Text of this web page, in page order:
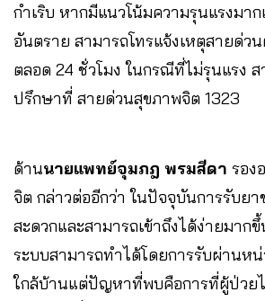
กำเริบ หากมีแนวโน้มความรุนแรงมา
อันตราย สามารถโทรแจ้งเหตุสายด่วน
ตลอด 24 ชั่วโมง ในกรณีที่ไม่รุนแรง ส
ปรึกษาที่ สายด่วนสุขภาพจิต 1323
ด้านนายแพทย์จุมภฎ พรมสีดา รอง
จิต กล่าวต่ออีกว่า ในปัจจุบันการรับย
สะดวกและสามารถเข้าถึงได้ง่ายมาก
ระบบสามารถทำได้โดยการรับผ่านห
ใกล้บ้านแต่ปัญหาที่พบคือการที่ผู้ป่วย